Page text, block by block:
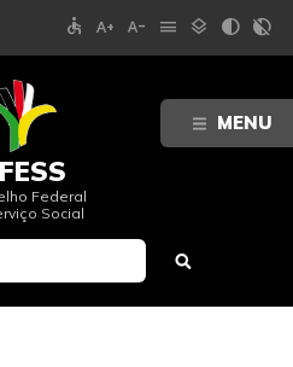
MENU
accessible text_increase text_decrease menu layers contrast contrast_rtl_off
Federal
Social